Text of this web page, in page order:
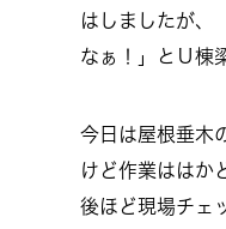
はしましたが、
なぁ！」とＵ棟
今日は屋根垂木
けど作業ははか
後ほど現場チェ